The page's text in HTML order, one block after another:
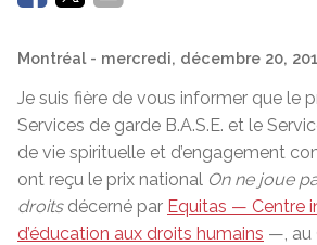
Montréal - mercredi, décembre 20,
Je suis fière de vous informer que le
Services de garde B.A.S.E. et le
de vie spirituelle et d’engagement
ont reçu le prix national On ne joue
droitsdécerné par Equitas — Centre
d’éducation aux droits humains —, au